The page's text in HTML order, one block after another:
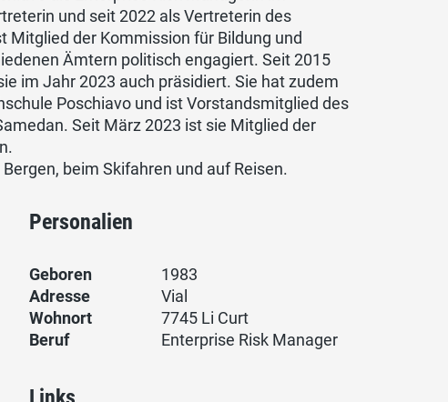
und seit 2022 als Vertreterin des
Mitglied der Kommission für Bildung und
Ämtern politisch engagiert. Seit 2015
im Jahr 2023 auch präsidiert. Sie hat zudem
Poschiavo und ist Vorstandsmitglied des
Seit März 2023 ist sie Mitglied der
beim Skifahren und auf Reisen.
Personalien
Geboren
1983
Adresse
Vial
Wohnort
7745 Li Curt
Beruf
Enterprise Risk Manager